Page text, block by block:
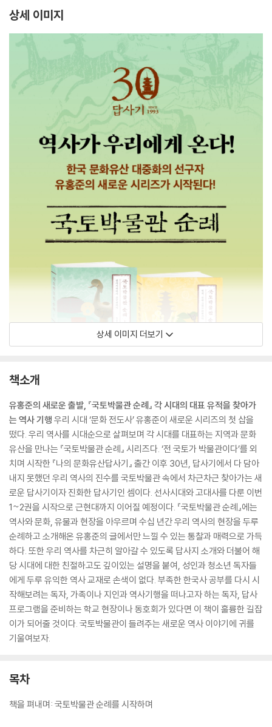
상세 이미지
상세 이미지 더보기
책소개
유홍준의 새로운 출발, 『국토박물관 순례』 각 시대의 대표 유적을 찾아가
는 역사 기행 우리 시대 ‘문화 전도사’ 유홍준이 새로운 시리즈의 첫 삽을
떴다. 우리 역사를 시대순으로 살펴보며 각 시대를 대표하는 지역과 문화
유산을 만나는 『국토박물관 순례』 시리즈다. ‘전 국토가 박물관이다’를 외
치며 시작한 『나의 문화유산답사기』 출간 이후 30년, 답사기에서 다 담아
내지 못했던 우리 역사의 진수를 국토박물관 속에서 차근차근 찾아가는 새
로운 답사기이자 진화한 답사기인 셈이다. 선사시대와 고대사를 다룬 이번
1~2권을 시작으로 근현대까지 이어질 예정이다. 『국토박물관 순례』에는
역사와 문화, 유물과 현장을 아우르며 수십 년간 우리 역사의 현장을 두루
순례하고 소개해온 유홍준의 글에서만 느낄 수 있는 통찰과 매력으로 가득
하다. 또한 우리 역사를 차근히 알아갈 수 있도록 답사지 소개와 더불어 해
당 시대에 대한 친절하고도 깊이있는 설명을 붙여, 성인과 청소년 독자들
에게 두루 유익한 역사 교재로 손색이 없다. 부족한 한국사 공부를 다시 시
작해보려는 독자, 가족이나 지인과 역사기행을 떠나고자 하는 독자, 답사
프로그램을 준비하는 학교 현장이나 동호회가 있다면 이 책이 훌륭한 길잡
이가 되어줄 것이다. 국토박물관이 들려주는 새로운 역사 이야기에 귀를
기울여보자.
목차
책을 펴내며: 국토박물관 순례를 시작하며